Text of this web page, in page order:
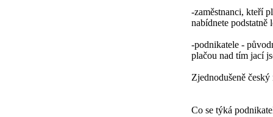
-zaměstnanci, kteří
nabídnete podstatně
-podnikatele -
plačou nad tím jací
Zjednodušeně
Co se týká